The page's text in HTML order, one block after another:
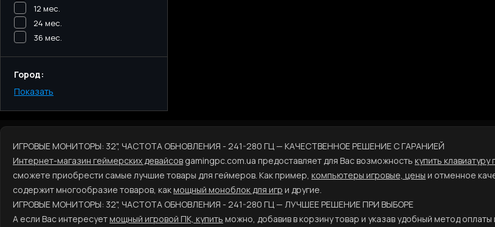
12 мес.
24 мес.
36 мес.
Город:
Киев
Запорожье
Львов
Показать
ИГРОВЫЕ МОНИТОРЫ: 32", ЧАСТОТА ОБНОВЛЕНИЯ - 241-280 ГЦ — КАЧЕСТВЕННОЕ РЕШЕНИЕ С ГАРАНИЕЙ
Интернет-магазин геймерских девайсов gamingpc.com.ua предоставляет для Вас возможность купить
сможете приобрести самые лучшие товары для геймеров. Как пример, компьютеры игровые, цены и отменное
содержит многообразие товаров, какмощный моноблок для игр и другие.
ИГРОВЫЕ МОНИТОРЫ: 32", ЧАСТОТА ОБНОВЛЕНИЯ - 241-280 ГЦ — ЛУЧШЕЕ РЕШЕНИЕ ПРИ ВЫБОРЕ
А если Вас интересуетмощный игровой ПК, купить можно, добавив в корзину товар и указав удобный метод оплаты